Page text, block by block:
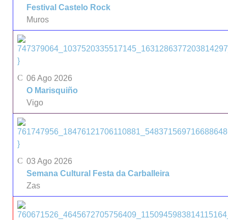
Festival Castelo Rock
Muros
}
06 Ago 2026
O Marisquiño
Vigo
}
03 Ago 2026
Semana Cultural Festa da Carballeira
Zas